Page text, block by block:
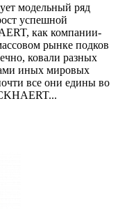
модельный ряд
успешной
как компании-
рынке подков
ковали разных
иных мировых
все они едины во